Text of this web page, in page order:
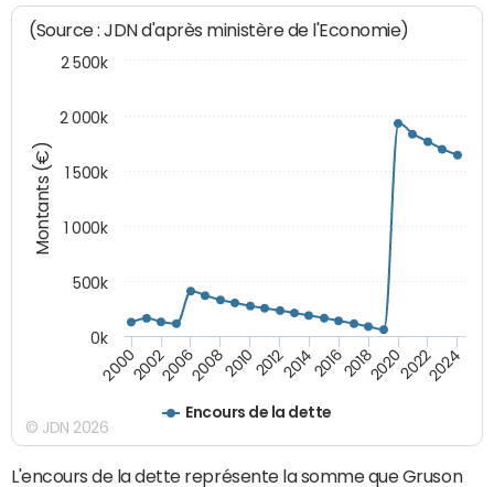
Montants (€)
(Source : JDN d'après ministère de l'Economie)
Encours de la dette
200020022006200820102012201420162018202020222024
0k
500k
1 000k
1 500k
2 000k
2 500k
© JDN 2026
L'encours de la dette représente la somme que Gruson